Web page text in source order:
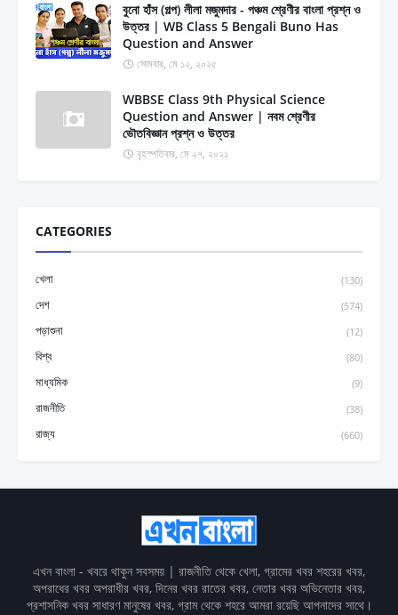
বুনো হাঁস (গল্প) লীলা মজুমদার - পঞ্চম শ্রেণীর বাংলা প্রশ্ন ও
উত্তর | WB Class 5 Bengali Buno Has
Question and Answer
সোমবার, মে ১২, ২০২৫
WBBSE Class 9th Physical Science
Question and Answer | নবম শ্রেণীর
ভৌতবিজ্ঞান প্রশ্ন ও উত্তর
বৃহস্পতিবার, মে ২৭, ২০২১
CATEGORIES
খেলা (130)
দেশ (574)
পড়াশুনা (12)
বিশ্ব (80)
মাধ্যমিক (9)
রাজনীতি (38)
রাজ্য (660)
এখন বাংলা - খবরে থাকুন সবসময় | রাজনীতি থেকে খেলা, গ্রামের খবর শহরের খবর,
অপরাধের খবর অপরাধীর খবর, দিনের খবর রাতের খবর, নেতার খবর অভিনেতার খবর,
প্রশাসনিক খবর সাধারণ মানুষের খবর, গ্রাম থেকে শহরে আমরা রয়েছি আপনাদের সাথে।